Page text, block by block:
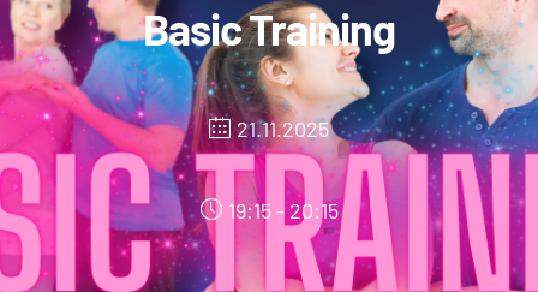
Basic Training
21.11.2025
19:15 - 20:15